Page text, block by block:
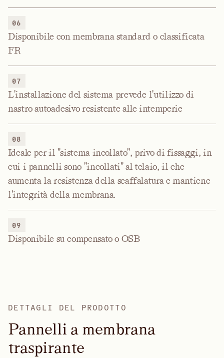
06
Disponibile con membrana standard o classificata
FR
07
L'installazione del sistema prevede l'utilizzo di
nastro autoadesivo resistente alle intemperie
08
Ideale per il "sistema incollato", privo di fissaggi, in
cui i pannelli sono "incollati" al telaio, il che
aumenta la resistenza della scaffalatura e mantiene
l'integrità della membrana.
09
Disponibile su compensato o OSB
DETTAGLI DEL PRODOTTO
Pannelli a membrana
traspirante